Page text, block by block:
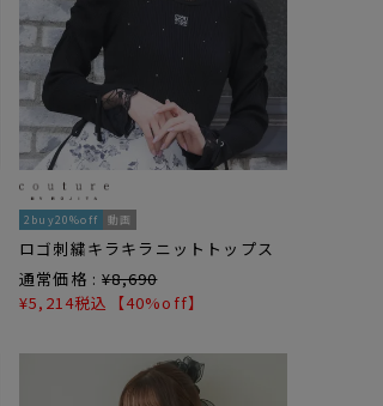
2buy20%off 動画
ロゴ刺繍キラキラニットトップス
通常価格 : ¥8,690
¥5,214税込 【40%off】